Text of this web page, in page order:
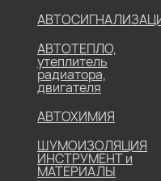
АВТОТЕПЛО,
утеплитель
радиатора,
двигателя
АВТОХИМИЯ
ШУМОИЗОЛЯЦИЯ
ИНСТРУМЕНТ и
МАТЕРИАЛЫ